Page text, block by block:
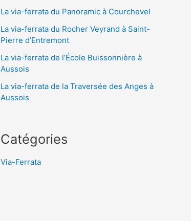
La via-ferrata du Panoramic à Courchevel
La via-ferrata du Rocher Veyrand à Saint-
Pierre d’Entremont
La via-ferrata de l’École Buissonnière à
Aussois
La via-ferrata de la Traversée des Anges à
Aussois
Catégories
Via-Ferrata